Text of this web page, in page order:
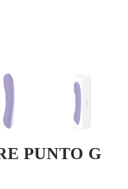
PUNTO G